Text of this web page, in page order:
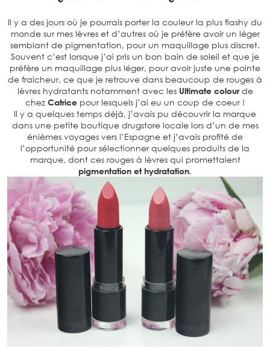
Il y a des jours où je pourrais porter la couleur la plus flashy du
monde sur mes lèvres et d’autres où je préfère avoir un léger
semblant de pigmentation, pour un maquillage plus discret.
Souvent c’est lorsque j’ai pris un bon bain de soleil et que je
préfère un maquillage plus léger, pour avoir juste une pointe
de fraicheur, ce que je retrouve dans beaucoup de rouges à
lèvres hydratants notamment avec les Ultimate colourde
chez Catrice pour lesquels j’ai eu un coup de coeur !
Il y a quelques temps déjà, j’avais pu découvrir la marque
dans une petite boutique drugstore locale lors d’un de mes
énièmes voyages vers l’Espagne et j’avais profité de
l’opportunité pour sélectionner quelques produits de la
marque, dont ces rouges à lèvres qui promettaient
pigmentation et hydratation.